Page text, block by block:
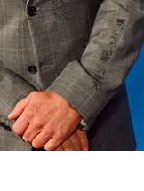
关于我们 联系我们